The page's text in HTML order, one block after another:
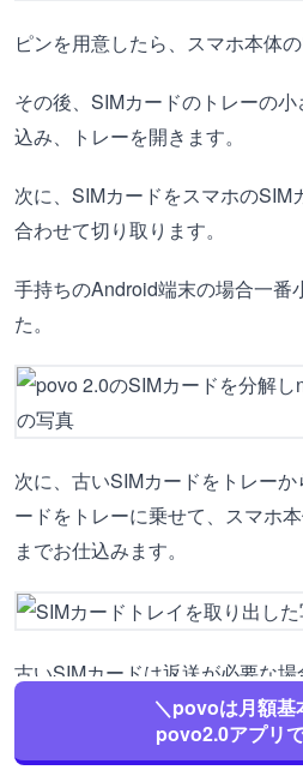
ピンを用意したら、スマホ本体
その後、SIMカードのトレーの
込み、トレーを開きます。
次に、SIMカードをスマホのSIM
合わせて切り取ります。
手持ちのAndroid端末の場合一番
た。
次に、古いSIMカードをトレー
ードをトレーに乗せて、スマホ
までお仕込みます。
古いSIMカードは返送が必要な
＼povoは月額基
povo2.0アプリ